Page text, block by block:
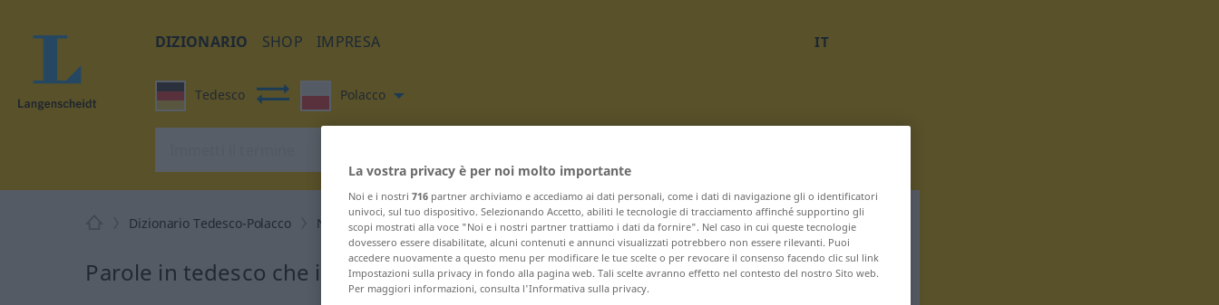
DIZIONARIO SHOP IMPRESA IT
Tedesco Polacco
Dizionario Tedesco-Polacco N
Parole in tedesco che iniziano con N
La vostra privacy è per noi molto importante
Noi e i nostri 716 partner archiviamo e accediamo ai dati personali, come i dati di navigazione gli o identificatori
univoci, sul tuo dispositivo. Selezionando Accetto, abiliti le tecnologie di tracciamento affinché supportino gli
scopi mostrati alla voce "Noi e i nostri partner trattiamo i dati da fornire". Nel caso in cui queste tecnologie
dovessero essere disabilitate, alcuni contenuti e annunci visualizzati potrebbero non essere rilevanti. Puoi
accedere nuovamente a questo menu per modificare le tue scelte o per revocare il consenso facendo clic sul link
Impostazioni sulla privacy in fondo alla pagina web. Tali scelte avranno effetto nel contesto del nostro Sito web.
Per maggiori informazioni, consulta l'Informativa sulla privacy.